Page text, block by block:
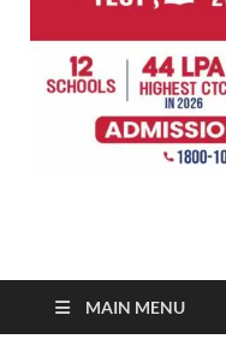
MAIN MENU